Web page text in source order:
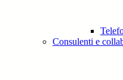
Consulenti e